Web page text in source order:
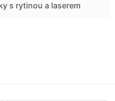
s rytinou a laserem